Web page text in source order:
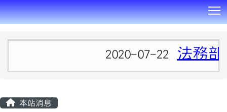
2020-07-22 法務
本站消息